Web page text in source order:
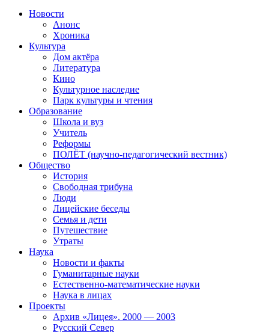
Новости
Анонс
Хроника
Культура
Дом актёра
Литература
Кино
Культурное наследие
Парк культуры и чтения
Образование
Школа и вуз
Учитель
Реформы
ПОЛЁТ (научно-педагогический вестник)
Общество
История
Свободная трибуна
Люди
Лицейские беседы
Семья и дети
Путешествие
Утраты
Наука
Новости и факты
Гуманитарные науки
Естественно-математические науки
Наука в лицах
Проекты
Архив «Лицея». 2000 — 2003
Русский Север